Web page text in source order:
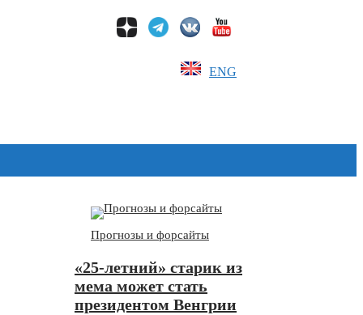
ENG
Прогнозы и форсайты
«25-летний» старик из
мема может стать
президентом Венгрии